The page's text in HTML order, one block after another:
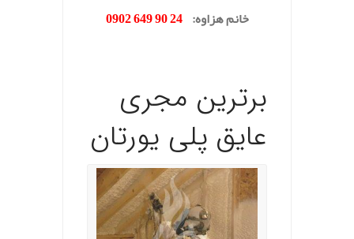
خانم هزاوه:24 90 649 0902
برترین مجری
عایق پلی یورتان